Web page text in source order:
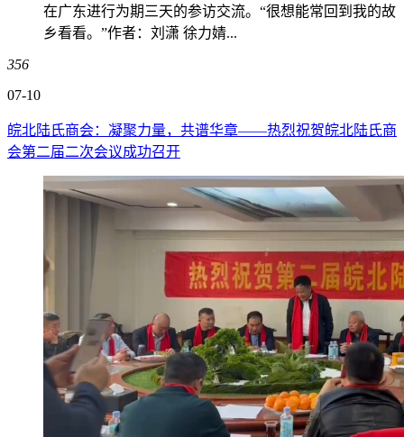
在广东进行为期三天的参访交流。“很想能常回到我的故
乡看看。”作者：刘潇 徐力婧...
356
07-10
皖北陆氏商会：凝聚力量，共谱华章——热烈祝贺皖北陆氏商
会第二届二次会议成功召开